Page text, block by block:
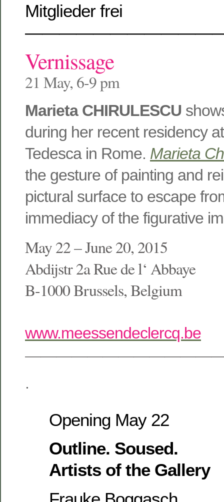
Mitglieder frei
Vernissage
21 May, 6-9 pm
Marieta CHIRULESCU
during her recent residency
Tedesca in Rome. Marieta
the gesture of painting and
pictural surface to escape
immediacy of the figurative
May 22 – June 20, 2015
Abdijstr 2a Rue de l‘ Abbaye
B-1000 Brussels, Belgium
www.meessendeclercq.be
.
Opening May 22
Outline. Soused.
Artists of the Gallery